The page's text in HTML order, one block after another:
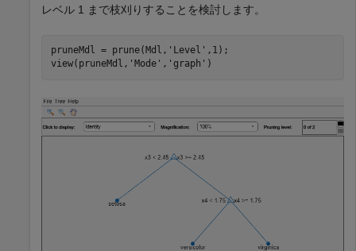
レベル 1 まで枝刈りすることを検討します。
pruneMdl = prune(Mdl, 'Level' ,1);
view(pruneMdl, 'Mode' , 'graph' )